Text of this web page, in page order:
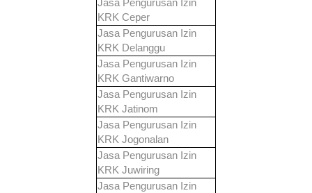
Jasa Pengurusan Izin
KRK Ceper
Jasa Pengurusan Izin
KRK Delanggu
Jasa Pengurusan Izin
KRK Gantiwarno
Jasa Pengurusan Izin
KRK Jatinom
Jasa Pengurusan Izin
KRK Jogonalan
Jasa Pengurusan Izin
KRK Juwiring
Jasa Pengurusan Izin